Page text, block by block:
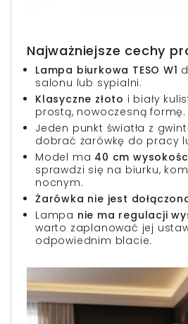
Najważniejsze cechy
Lampa biurkowa TESO W1
salonu lub sypialni.
Klasyczne złoto i biały
prostą, nowoczesną formę.
Jeden punkt światła z
dobrać żarówkę do pracy
Model ma 40 cm
sprawdzi się na biurku,
nocnym.
Żarówka nie jest
Lampa nie ma regulacji
warto zaplanować jej
odpowiednim blacie.